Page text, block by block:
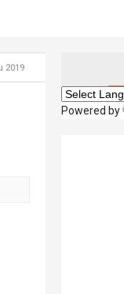
2019
Powered by